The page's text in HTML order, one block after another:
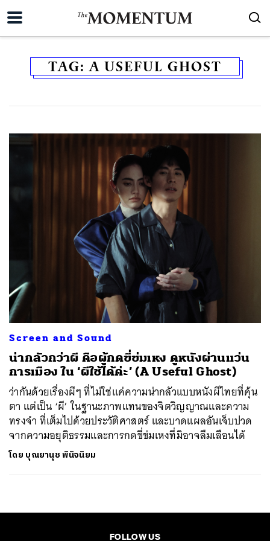
TAG:A USEFUL GHOST
Screen and Sound
น่ากลัวกว่าผี คือผู้กดขี่ข่มเหง ดูหนังผ่านแว่น
การเมือง ใน ‘ผีใช้ได้ค่ะ’ (A Useful Ghost)
ว่ากันด้วยเรื่องผีๆ ที่ไม่ใช่แค่ความน่ากลัวแบบหนังผีไทยที่คุ้น
ตา แต่เป็น ‘ผี’ ในฐานะภาพแทนของจิตวิญญาณและความ
ทรงจำ ที่เต็มไปด้วยประวัติศาสตร์ และบาดแผลอันเจ็บปวด
จากความอยุติธรรมและการกดขี่ข่มเหงที่มิอาจลืมเลือนได้
โดย บุณยานุช พินิจนิยม
FOLLOW US
ค้นหา
TWEET LINE